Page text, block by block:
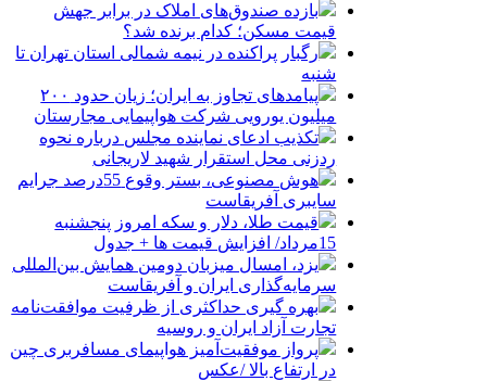
بازده صندوق‌های املاک در برابر جهش
قیمت مسکن؛ کدام برنده شد؟
رگبار پراکنده در نیمه شمالی استان تهران تا
شنبه
پیامدهای تجاوز به ایران؛ زیان حدود ۲۰۰
میلیون یورویی شرکت هواپیمایی مجارستان
تکذیب ادعای نماینده مجلس درباره نحوه
ردزنی محل استقرار شهید لاریجانی
هوش مصنوعی، بستر وقوع 55درصد جرایم
سایبری آفریقاست
قیمت طلا، دلار و سکه امروز پنجشنبه
15مرداد/ افزایش قیمت ها + جدول
یزد، امسال میزبان دومین همایش بین‌المللی
سرمایه‌گذاری ایران و آفریقاست
بهره گیری حداکثری از ظرفیت موافقت‌نامه
تجارت آزاد ایران و روسیه
پرواز موفقیت‌آمیز هواپیمای مسافربری چین
در ارتفاع بالا /عکس